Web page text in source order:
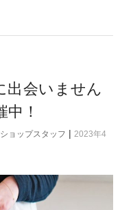
出会いません
！
ショップスタッフ | 2023年4